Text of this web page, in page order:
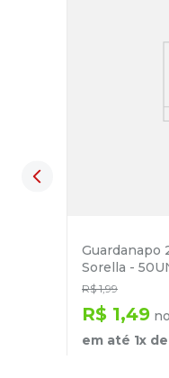
Guardanapo
Sorella -
R$ 1,99
R$ 1,49
em até 1x de